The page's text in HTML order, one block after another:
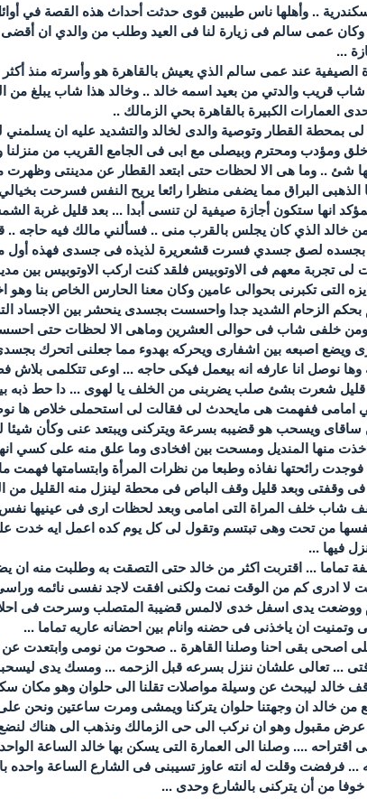
.. وأهلها ناس طيبين قوى حدثت أحداث هذه القصة في
فى شهر أغسطس وكنت ابلغ من العمر وقتها 16 سنه وكان عمى سالم فى زيارة لنا فى العيد وطلب
...
الكبيرة بالقاهرة بحي الزمالك ..
بمحطة القطار وتوصية والدى لخالد والتشديد عليه ان يسلمني
ومؤدب ومحترم وبيصلى مع ابى فى الجامع القريب من
شئ .. وما هى الا لحظات حتى ابتعد القطار عن مدينتى وظهرت
البراق مما يضفى منظرا رائعا يريح النفس فسرحت بخيالي
انها ستكون أجازة صيفية لن تنسى أبدا ... بعد قليل غربة
خالد الذي كان يجلس بالقرب منى .. فسألني مالك فيه حاجه ..
بجسده لصق جسدي فسرت قشعريرة لذيذه فى جسدى فهذه
تجربة معهم فى الاوتوبيس فلقد كنت اركب الاوتوبيس بين
التى تكبرنى بحوالى عامين وكان معنا الحارس الخاص بنا
بحكم الزحام الشديد جدا واحسست بجسدى ينحشر بين الاجساد
ومن خلفى شاب فى حوالى العشرين وماهى الا لحظات حتى
ويضع اصبعه بين اشفارى ويحركه بهدوء مما جعلنى اتحرك
نوصل انا عارفه انه بيعمل فيكى حاجه ... اوعى تتكلمى بلاش
شعرت بشئ صلب يضربنى من الخلف يا لهوى ... دا حط ذبه
امامى ففهمت هى مايحدث لى فقالت لى استحملى خلاص ها
ويسحب هو قضيبه بسرعة ويتركنى ويبتعد عنى وكأن شيئا
منها المنديل ومسحت بين افخادى وما علق منه على كسي
رائحتها نفاذه وطبعا من نظرات المرأة وابتسامتها
وقفتى وبعد قليل وقف الباص فى محطة لينزل منه القليل من
شاب خلف المراة التى امامى وبعد لحظات ارى فى عينيها نفس
من تحت وهى تبتسم وتقول لى كل يوم كده اعمل ايه خدت على
تماما ... اقتربت اكثر من خالد حتى التصقت به وطلبت منه
لا ادرى كم من الوقت نمت ولكنى افقت لاجد نفسى نائمه
ووضعت يدى اسفل خدى لالمس قضيبة المتصلب وسرحت فى
ان ياخذنى فى حضنه وانام بين احضانه عاريه تماما ...
بقى احنا وصلنا القاهرة .. صحوت من نومى وابتعدت عن
وقلت له ياه هيه الساعه كام .. فقال لى الساعة 10 دلوقتى ... تعالى علشان ننزل بسرعه قبل الزحمه
خالد ليبحث عن وسيلة مواصلات تقلنا الى حلوان وهو
خالد ان وجهتنا حلوان يتركنا ويمشى ومرت ساعتين ونحن على
عرض مقبول وهو ان نركب الى حى الزمالك ونذهب الى هناك
.... وصلنا الى العمارة التى يسكن بها خالد الساعة
وقلت له انته عاوز تسيبنى فى الشارع الساعة واحده
من أن يتركنى بالشارع وحدى ...